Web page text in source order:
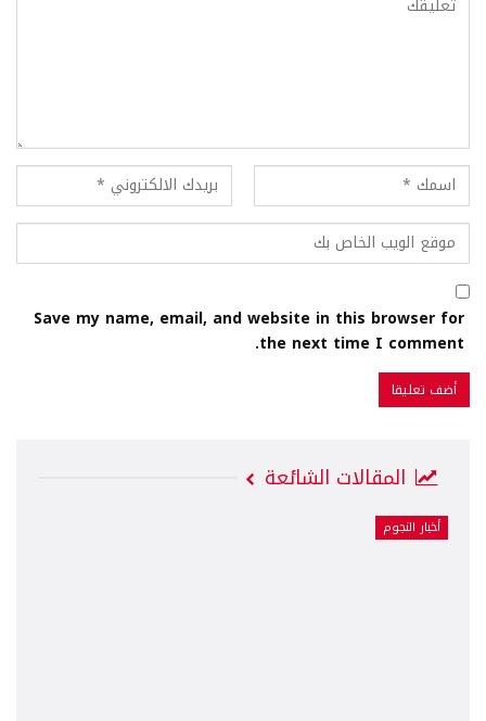
Save my name, email, and website in this browser for
the next time I comment.
المقالات الشائعة
أخبار النجوم